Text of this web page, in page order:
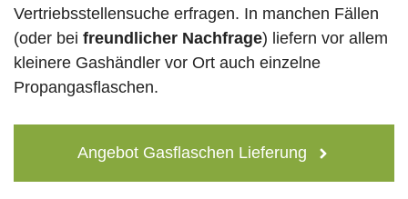
Vertriebsstellensuche erfragen. In manchen Fällen
(oder bei freundlicher Nachfrage) liefern vor allem
kleinere Gashändler vor Ort auch einzelne
Propangasflaschen.
Angebot Gasflaschen Lieferung